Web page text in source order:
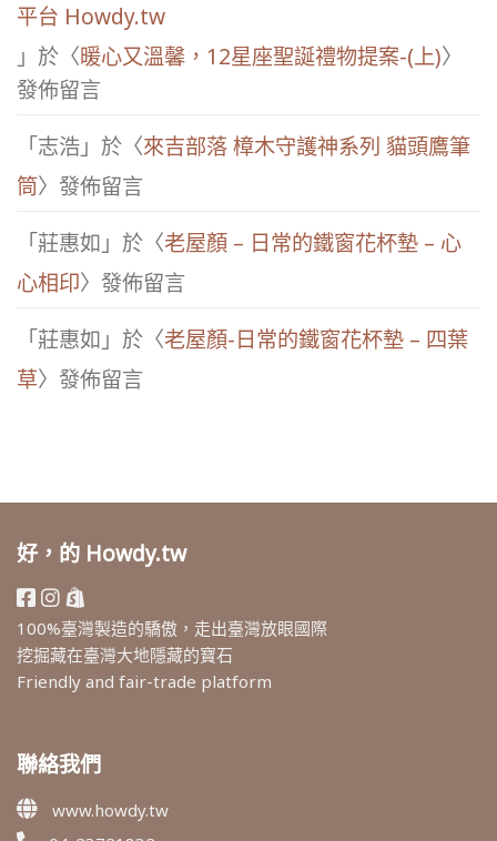
平台 Howdy.tw
」於〈暖心又溫馨，12星座聖誕禮物提案-(上)〉
發佈留言
「志浩」於〈來吉部落 樟木守護神系列 貓頭鷹筆
筒〉發佈留言
「莊惠如 」於〈老屋顏 – 日常的鐵窗花杯墊 – 心
心相印〉發佈留言
「莊惠如 」於〈老屋顏-日常的鐵窗花杯墊 – 四葉
草〉發佈留言
好，的 Howdy.tw
100%臺灣製造的驕傲，走出臺灣放眼國際
挖掘藏在臺灣大地隱藏的寶石
Friendly and fair-trade platform
聯絡我們
www.howdy.tw